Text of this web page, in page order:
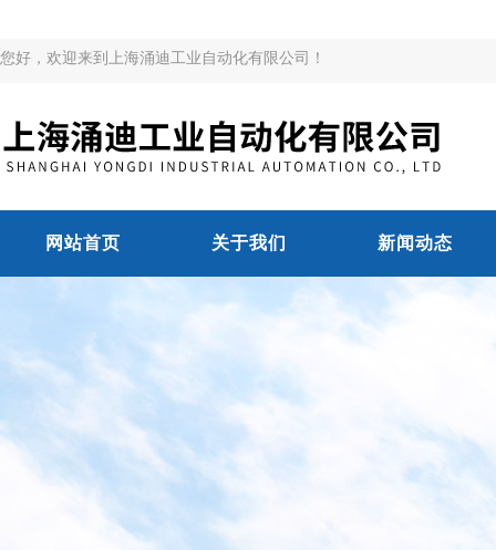
您好，欢迎来到上海涌迪工业自动化有限公司！
网站首页 关于我们 新闻动态